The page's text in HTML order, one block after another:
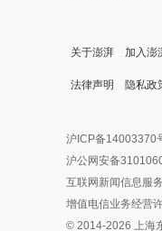
关于澎湃 加入澎
法律声明 隐私政
澎湃
澎湃
派生
IP
报料邮箱:
沪ICP备14003370
沪公网安备
互联网新闻信息服
增值电信业务经营
© 2014-2026 上海